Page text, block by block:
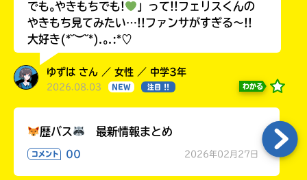
でも｡やきもちでも!
」って!!フェリスくんの
やきもち見てみたい…!!ファンサがすぎる〜!!
大好き(*˘︶˘*).｡.:*♡
ゆずは さん ／ 女性 ／ 中学3年
2026.08.03 NEW 注目 !! わかる
歴バス 最新情報まとめ
コメント 00 2026年02月27日